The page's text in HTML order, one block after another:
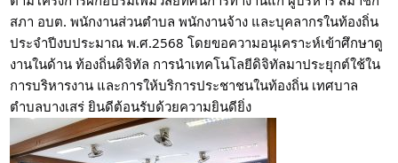
สภา อบต. พนักงานส่วนตำบล พนักงานจ้าง และบุคลากรในท้องถิ่น
ประจำปีงบประมาณ พ.ศ.2568 โดยขอความอนุเคราะห์เข้าศึกษาดู
งานในด้าน ท้องถิ่นดิจิทัล การนำเทคโนโลยีดิจิทัลมาประยุกต์ใช้ใน
การบริหารงาน และการให้บริการประชาชนในท้องถิ่น เทศบาล
ตำบลบางเสร่ ยินดีต้อนรับด้วยความยินดียิ่ง